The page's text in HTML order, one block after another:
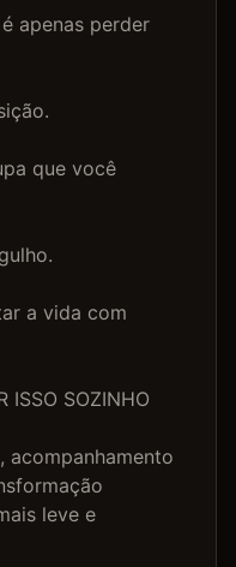
apenas perder
que você
a vida com
ISSO SOZINHO
acompanhamento
leve e